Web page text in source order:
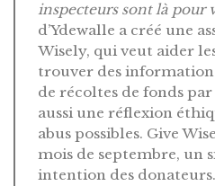
inspecteurs sont là pour
d’Ydewalle a créé une
Wisely, qui veut aider
trouver des
de récoltes de fonds
aussi une réflexion
abus possibles. Give
mois de septembre, un
intention des donateurs.